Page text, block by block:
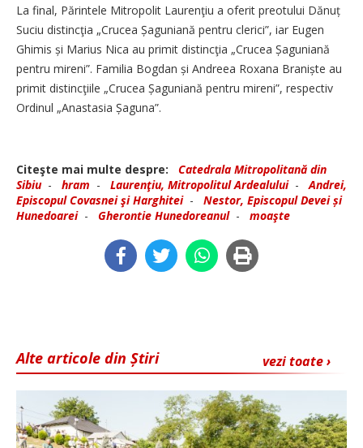
La final, Părintele Mitropolit Laurenţiu a oferit preotului Dănuț
Suciu distincţia „Crucea Șaguniană pentru clerici”, iar Eugen
Ghimis și Marius Nica au primit distincţia „Crucea Șaguniană
pentru mireni”. Familia Bogdan și ⁠Andreea Roxana Braniște au
primit distincţiile „Crucea Șaguniană pentru mireni”, respectiv
Ordinul „Anastasia Șaguna”.
Citeşte mai multe despre:
Catedrala Mitropolitană din
Sibiu- hram - Laurenţiu, Mitropolitul Ardealului-Andrei,
Episcopul Covasnei şi Harghitei- Nestor, Episcopul Devei și
Hunedoarei- Gherontie Hunedoreanul- moaşte
vezi toate ›
Alte articole din Știri